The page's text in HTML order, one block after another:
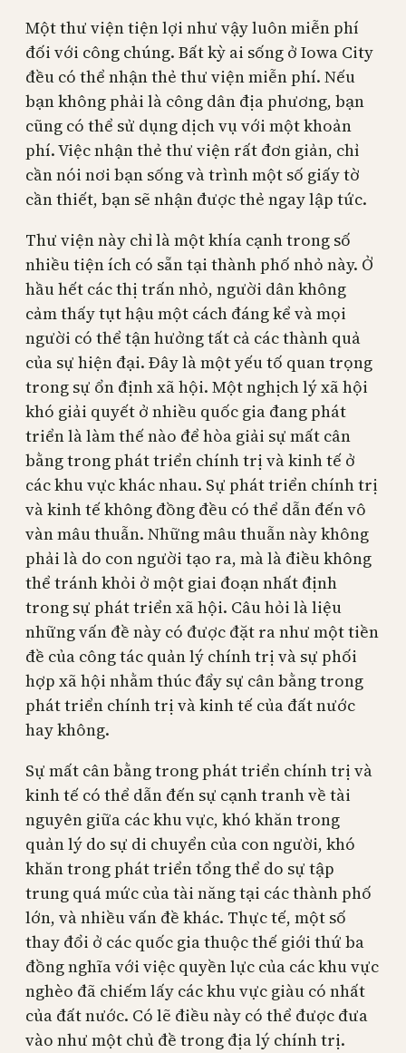
Một thư viện tiện lợi như vậy luôn miễn phí
đối với công chúng. Bất kỳ ai sống ở Iowa City
đều có thể nhận thẻ thư viện miễn phí. Nếu
bạn không phải là công dân địa phương, bạn
cũng có thể sử dụng dịch vụ với một khoản
phí. Việc nhận thẻ thư viện rất đơn giản, chỉ
cần nói nơi bạn sống và trình một số giấy tờ
cần thiết, bạn sẽ nhận được thẻ ngay lập tức.
Thư viện này chỉ là một khía cạnh trong số
nhiều tiện ích có sẵn tại thành phố nhỏ này. Ở
hầu hết các thị trấn nhỏ, người dân không
cảm thấy tụt hậu một cách đáng kể và mọi
người có thể tận hưởng tất cả các thành quả
của sự hiện đại. Đây là một yếu tố quan trọng
trong sự ổn định xã hội. Một nghịch lý xã hội
khó giải quyết ở nhiều quốc gia đang phát
triển là làm thế nào để hòa giải sự mất cân
bằng trong phát triển chính trị và kinh tế ở
các khu vực khác nhau. Sự phát triển chính trị
và kinh tế không đồng đều có thể dẫn đến vô
vàn mâu thuẫn. Những mâu thuẫn này không
phải là do con người tạo ra, mà là điều không
thể tránh khỏi ở một giai đoạn nhất định
trong sự phát triển xã hội. Câu hỏi là liệu
những vấn đề này có được đặt ra như một tiền
đề của công tác quản lý chính trị và sự phối
hợp xã hội nhằm thúc đẩy sự cân bằng trong
phát triển chính trị và kinh tế của đất nước
hay không.
Sự mất cân bằng trong phát triển chính trị và
kinh tế có thể dẫn đến sự cạnh tranh về tài
nguyên giữa các khu vực, khó khăn trong
quản lý do sự di chuyển của con người, khó
khăn trong phát triển tổng thể do sự tập
trung quá mức của tài năng tại các thành phố
lớn, và nhiều vấn đề khác. Thực tế, một số
thay đổi ở các quốc gia thuộc thế giới thứ ba
đồng nghĩa với việc quyền lực của các khu vực
nghèo đã chiếm lấy các khu vực giàu có nhất
của đất nước. Có lẽ điều này có thể được đưa
vào như một chủ đề trong địa lý chính trị.